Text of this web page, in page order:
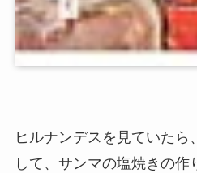
ヒルナンデスを見ていたら
して、サンマの塩焼きの